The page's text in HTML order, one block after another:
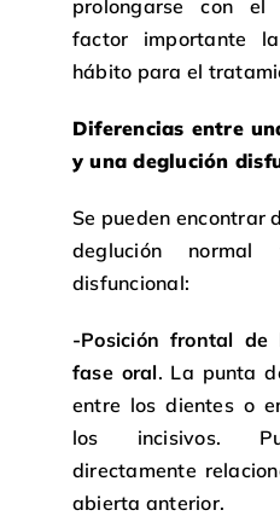
prolongarse con
factor importante
hábito para el
Diferencias entre
y una deglución
Se pueden encontrar
deglución
disfuncional:
-Posición frontal
fase oral. La punta
entre los dientes o
los incisivos.
directamente
abierta anterior.